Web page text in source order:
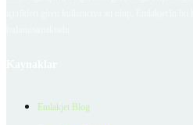
Emlakjet Blog